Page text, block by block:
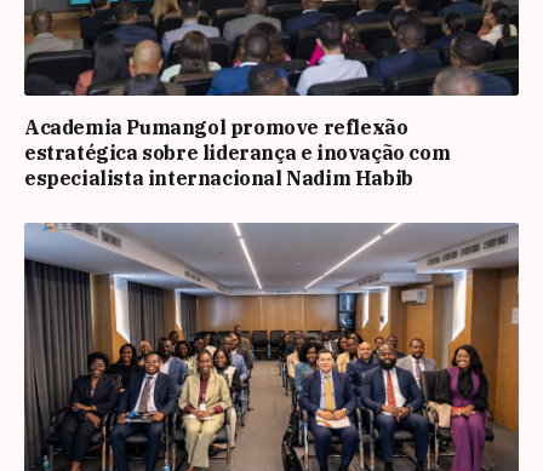
Academia Pumangol promove reflexão
estratégica sobre liderança e inovação com
especialista internacional Nadim Habib